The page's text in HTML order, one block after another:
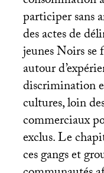
participer sans
des actes de
jeunes Noirs
autour
discrimination
cultures, loin
commerciaux
exclus. Le
ces gangs et